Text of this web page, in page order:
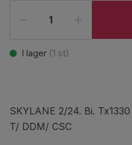
I lager (1 st)
SKYLANE 2/24. Bi.
T/ DDM/ CSC